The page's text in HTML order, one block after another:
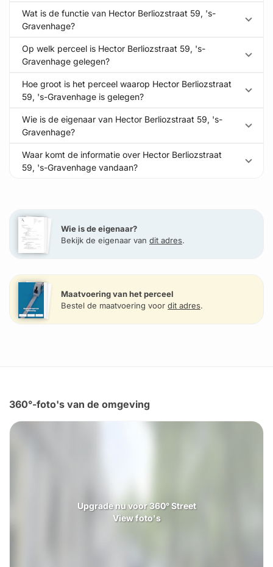
Wat is de functie van Hector Berliozstraat 59, 's-
Gravenhage?
Op welk perceel is Hector Berliozstraat 59, 's-
Gravenhage gelegen?
Hoe groot is het perceel waarop Hector Berliozstraat
59, 's-Gravenhage is gelegen?
Wie is de eigenaar van Hector Berliozstraat 59, 's-
Gravenhage?
Waar komt de informatie over Hector Berliozstraat
59, 's-Gravenhage vandaan?
Wie is de eigenaar?
Bekijk de eigenaar van dit adres.
Maatvoering van het perceel
Bestel de maatvoering voor dit adres.
360°-foto's van de omgeving
Upgrade nu voor 360° Street
View foto's